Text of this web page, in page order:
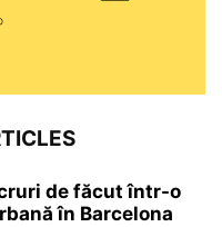
de făcut într-o
în Barcelona